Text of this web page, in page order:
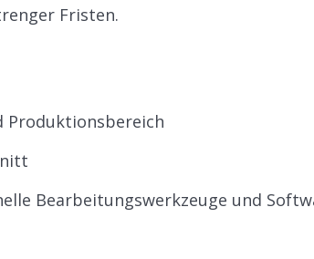
Fristen.
Produktionsbereich
Bearbeitungswerkzeuge und